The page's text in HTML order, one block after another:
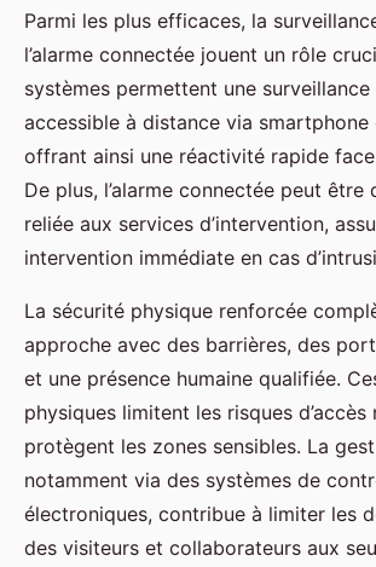
Parmi les plus efficaces, la
l’alarme connectée jouent un rôle
systèmes permettent une surveillance
accessible à distance via smartphone
offrant ainsi une réactivité rapide
De plus, l’alarme connectée peut être
reliée aux services d’intervention,
intervention immédiate en cas
La sécurité physique renforcée
approche avec des barrières, des
et une présence humaine qualifiée.
physiques limitent les risques
protègent les zones sensibles. La
notamment via des systèmes de
électroniques, contribue à limiter les
des visiteurs et collaborateurs aux